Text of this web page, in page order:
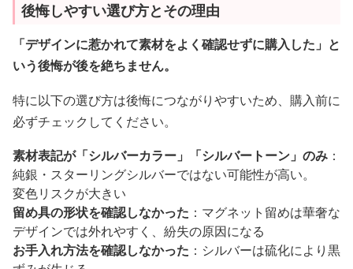
後悔しやすい選び方とその理由
「デザインに惹かれて素材をよく確認せずに購入した」と
いう後悔が後を絶ちません。
特に以下の選び方は後悔につながりやすいため、購入前に
必ずチェックしてください。
素材表記が「シルバーカラー」「シルバートーン」のみ ：
純銀・スターリングシルバーではない可能性が高い。
変色リスクが大きい
留め具の形状を確認しなかった ：マグネット留めは華奢な
デザインでは外れやすく、紛失の原因になる
お手入れ方法を確認しなかった ：シルバーは硫化により黒